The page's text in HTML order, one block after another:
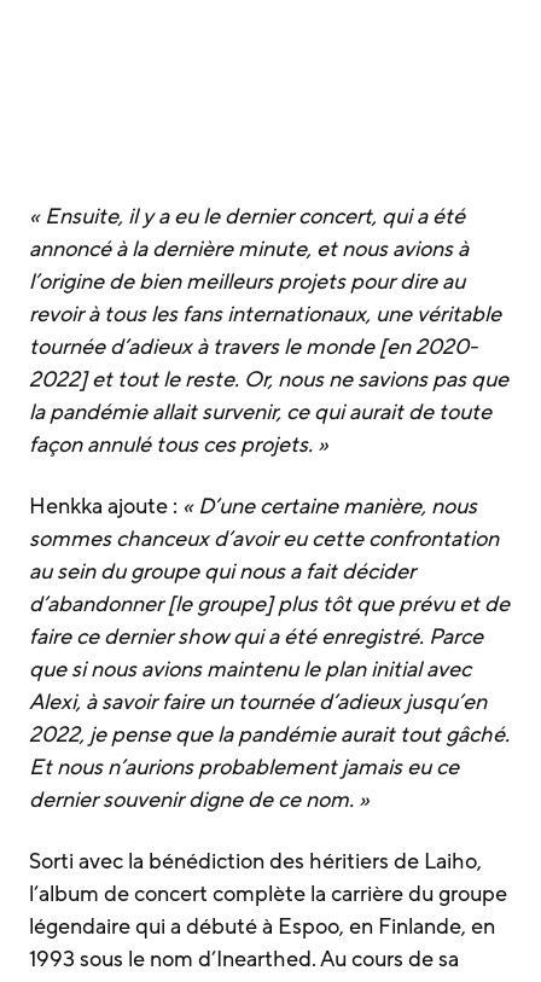
« Ensuite, il y a eu le dernier concert, qui a été
annoncé à la dernière minute, et nous avions à
l’origine de bien meilleurs projets pour dire au
revoir à tous les fans internationaux, une véritable
tournée d’adieux à travers le monde [en 2020-
2022] et tout le reste. Or, nous ne savions pas que
la pandémie allait survenir, ce qui aurait de toute
façon annulé tous ces projets. »
Henkka ajoute : « D’une certaine manière, nous
sommes chanceux d’avoir eu cette confrontation
au sein du groupe qui nous a fait décider
d’abandonner [le groupe] plus tôt que prévu et de
faire ce dernier show qui a été enregistré. Parce
que si nous avions maintenu le plan initial avec
Alexi, à savoir faire un tournée d’adieux jusqu’en
2022, je pense que la pandémie aurait tout gâché.
Et nous n’aurions probablement jamais eu ce
dernier souvenir digne de ce nom. »
Sorti avec la bénédiction des héritiers de Laiho,
l’album de concert complète la carrière du groupe
légendaire qui a débuté à Espoo, en Finlande, en
1993 sous le nom d’Inearthed. Au cours de sa